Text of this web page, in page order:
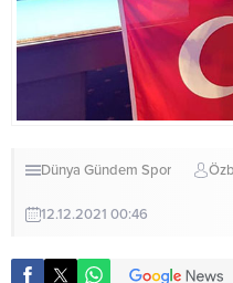
Dünya Gündem Spor
12.12.2021 00:46